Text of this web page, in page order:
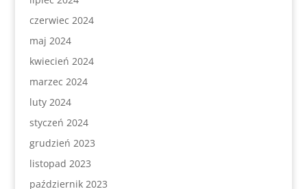
czerwiec 2024
maj 2024
kwiecień 2024
marzec 2024
luty 2024
styczeń 2024
grudzień 2023
listopad 2023
październik 2023